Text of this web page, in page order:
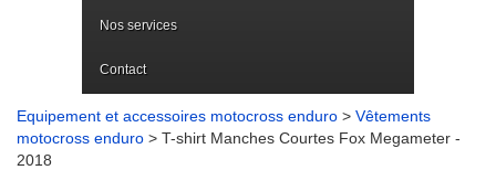
Nos services
Contact
Equipement et accessoires motocross enduro > Vêtements
motocross enduro > T-shirt Manches Courtes Fox Megameter -
2018